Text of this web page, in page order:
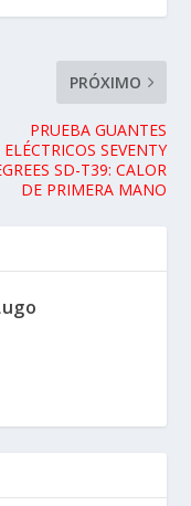
PRÓXIMO
PRUEBA GUANTES
ELÉCTRICOS SEVENTY
SD-T39: CALOR
DE PRIMERA MANO